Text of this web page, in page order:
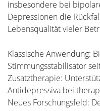
insbesondere bei
Depressionen die
Lebensqualität vieler
Klassische Anwendung:
Stimmungsstabilisator
Zusatztherapie:
Antidepressiva bei
Neues Forschungsfeld: